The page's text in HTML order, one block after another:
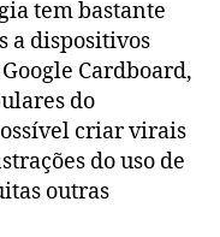
tem bastante
a dispositivos
Cardboard,
do
criar virais
do uso de
outras